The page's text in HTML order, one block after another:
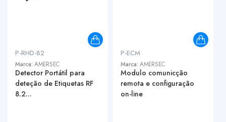
P-RHD-82
Marca: AMERSEC
Detector Portátil para
deteção de Etiquetas RF
8.2...
P-ECM
Marca: AMERSEC
Modulo comunicção
remota e configuração
on-line